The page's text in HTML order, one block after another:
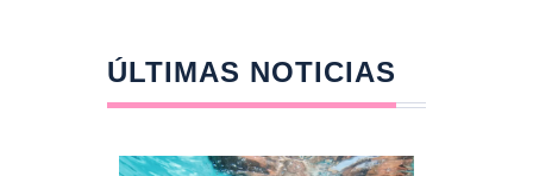
ÚLTIMAS NOTICIAS